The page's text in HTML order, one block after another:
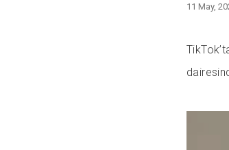
11 May,